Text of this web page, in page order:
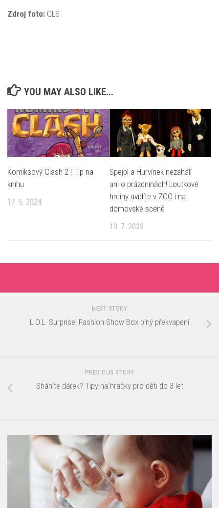
Zdroj foto: GLS
YOU MAY ALSO LIKE...
Komiksový Clash 2 | Tip na
knihu
17. 5. 2024
Spejbl a Hurvínek nezahálí
ani o prázdninách! Loutkové
hrdiny uvidíte v ZOO i na
domovské scéně
10. 7. 2023
NEXT STORY
L.O.L. Surprise! Fashion Show Box plný překvapení
PREVIOUS STORY
Sháníte dárek? Tipy na hračky pro děti do 3 let